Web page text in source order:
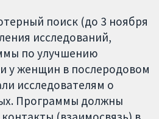
поиск (до 3 ноября
исследований,
по улучшению
у женщин в послеродовом
исследователям о
Программы должны